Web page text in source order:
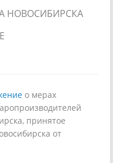
НОВОСИБИРСКА
о мерах
принятое
от